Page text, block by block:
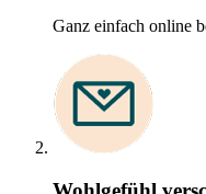
Ganz einfach online